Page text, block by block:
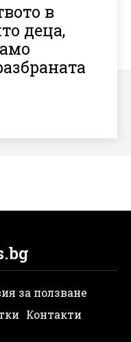
в
деца,
за ползване
Контакти